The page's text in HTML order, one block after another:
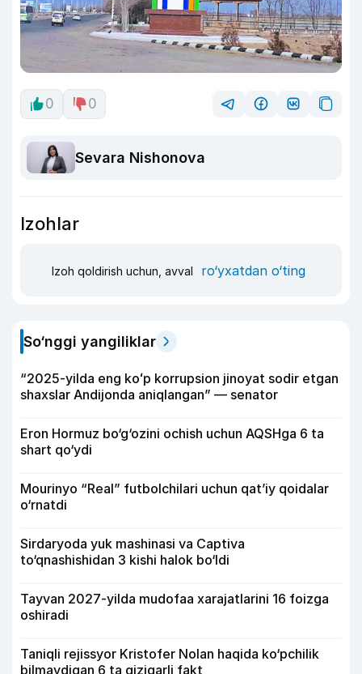
0 0
Sevara Nishonova
Izohlar
Izoh qoldirish uchun, avval ro‘yxatdan o‘ting
So‘nggi yangiliklar
“2025-yilda eng koʻp korrupsion jinoyat sodir etgan
shaxslar Andijonda aniqlangan” — senator
Eron Hormuz bo‘g‘ozini ochish uchun AQSHga 6 ta
shart qo‘ydi
Mourinyo “Real” futbolchilari uchun qat’iy qoidalar
o‘rnatdi
Sirdaryoda yuk mashinasi va Captiva
to‘qnashishidan 3 kishi halok bo‘ldi
Tayvan 2027-yilda mudofaa xarajatlarini 16 foizga
oshiradi
Taniqli rejissyor Kristofer Nolan haqida ko‘pchilik
bilmaydigan 6 ta qiziqarli fakt